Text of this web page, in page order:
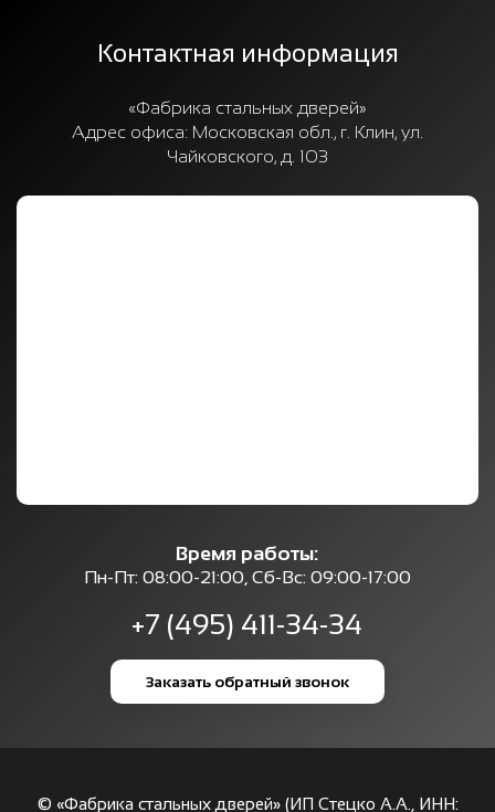
Контактная информация
«Фабрика стальных дверей»
Адрес офиса: Московская обл., г. Клин, ул.
Чайковского, д. 103
Время работы:
Пн-Пт: 08:00-21:00, Сб-Вс: 09:00-17:00
+7 (495) 411-34-34
Заказать обратный звонок
© «Фабрика стальных дверей» (ИП Стецко А.А., ИНН: